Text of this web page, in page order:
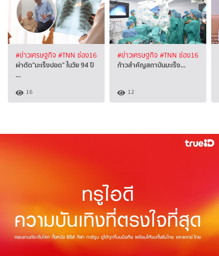
#ข่าวเศรษฐกิจ #TNN ช่อง16
ผ่าตัด"มะเร็งปอด" ในวัย 94 ปี
…
16
#ข่าวเศรษฐกิจ #TNN ช่อง16
ก้าวสำคัญสถาบันมะเร็ง…
12